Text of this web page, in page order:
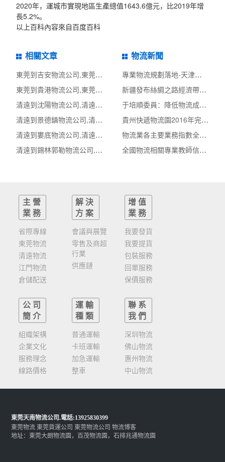
2020年，運城市實現地區生產總值1643.6億元，比2019年增
長5.2%。
以上百科內容來自百度百科
相關文章
東莞到吉安物流公司,東莞整車物流到吉安,東莞至吉安物流專線 - 天南
東莞到貴港物流公司,東莞整車物流到貴港,東莞至貴港物流專線 - 天南
清遠到沈陽物流公司,清遠整車物流到沈陽,清遠至沈陽物流專線 - 天南
清遠到景德鎮物流公司,清遠整車物流到景德鎮,清遠至景德鎮物流專線
清遠到婁底物流公司,清遠整車物流到婁底,清遠至婁底物流專線 - 天南
清遠到錫林郭勒物流公司,清遠整車物流到錫林郭勒,清遠至錫林郭勒物流
物流新聞
專業物流規劃落地-天津市快遞專業類物流專項規
新疆發布絲綢之路經濟帶核心區商貿物流中心建
于培順委員：降低物流成本不是沒有物流成本
貴州快遞物流園2016年完成快件量逾3億票 產值超
物流業各主要業務指數全部翻紅
全國物流相關專業教師信息化大賽啟動
主營
業務
省際專線
東莞物流
清遠物流
江門物流
倉儲配送
解決
方案
會議與展覽
零售及商超
行業
供應鏈
增值
業務
我要發貨
我要提貨
包裝服務
回單服務
保價服務
公司
簡介
組織架構
企業文化
服務理念
線路價格
運輸
種類
普通運輸
卡班運輸
加急運輸
整車
聯系
我們
深圳物流
佛山物流
惠州物流
中山物流
東莞天南物流公司.電話:13925830399
東莞物流 東莞貨運公司 東莞物流公司 物流博客
地址：東莞大朗物流園，百茂物流園，石排兆通物流園